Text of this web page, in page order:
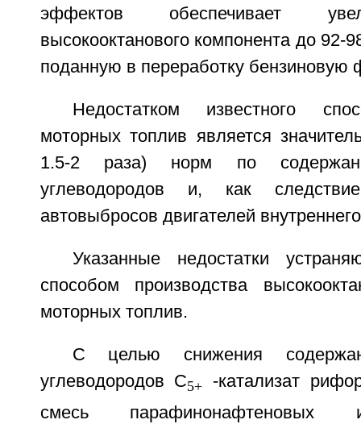
эффектов обеспечивает
высокооктанового компонента до 92-
поданную в переработку бензиновую
Недостатком известного
моторных топлив является
1.5-2 раза) норм по
углеводородов и, как
автовыбросов двигателей
Указанные недостатки
способом производства
моторных топлив.
С целью снижения
углеводородов С5+
-катализат
смесь парафинонафтеновых